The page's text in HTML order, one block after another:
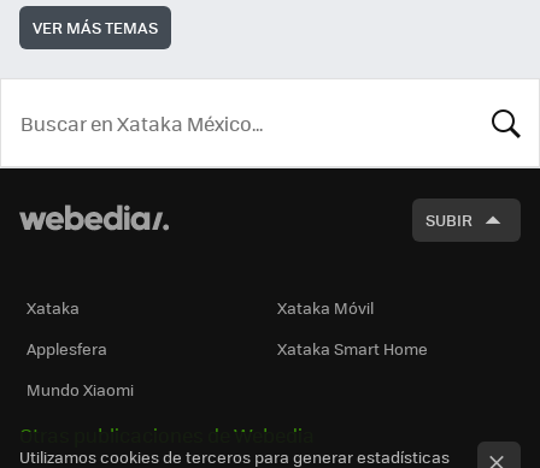
VER MÁS TEMAS
SUBIR
Xataka
Xataka Móvil
Applesfera
Xataka Smart Home
Mundo Xiaomi
Otras publicaciones de Webedia
Utilizamos cookies de terceros para generar estadísticas